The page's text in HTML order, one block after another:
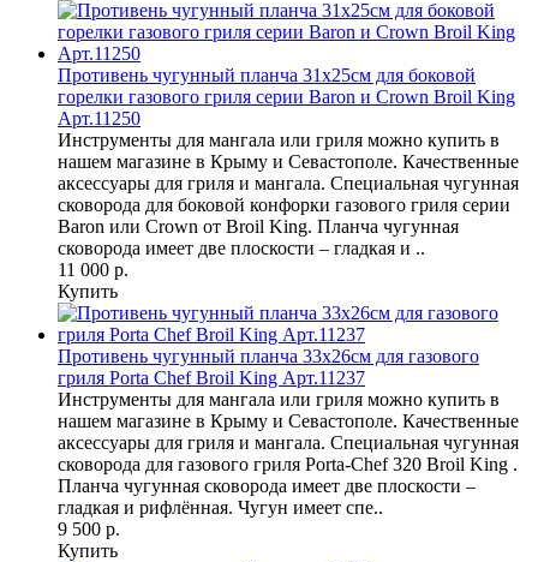
Противень чугунный планча 31х25см для боковой
горелки газового гриля серии Baron и Crown Broil King
Арт.11250
Инструменты для мангала или гриля можно купить в
нашем магазине в Крыму и Севастополе. Качественные
аксессуары для гриля и мангала. Специальная чугунная
сковорода для боковой конфорки газового гриля серии
Baron или Crown от Broil King. Планча чугунная
сковорода имеет две плоскости – гладкая и ..
11 000 р.
Купить
Противень чугунный планча 33х26см для газового
гриля Porta Chef Broil King Арт.11237
Инструменты для мангала или гриля можно купить в
нашем магазине в Крыму и Севастополе. Качественные
аксессуары для гриля и мангала. Специальная чугунная
сковорода для газового гриля Porta-Chef 320 Broil King .
Планча чугунная сковорода имеет две плоскости –
гладкая и рифлённая. Чугун имеет спе..
9 500 р.
Купить